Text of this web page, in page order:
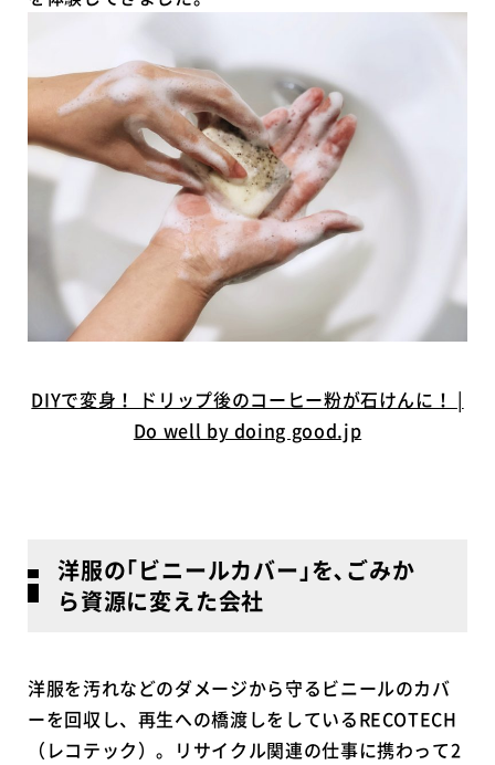
DIYで変身！ ドリップ後のコーヒー粉が石けんに！ |
Do well by doing good.jp
洋服の｢ビニールカバー｣を､ごみか
ら資源に変えた会社
洋服を汚れなどのダメージから守るビニールのカバ
ーを回収し、再生への橋渡しをしているRECOTECH
（レコテック）。リサイクル関連の仕事に携わって2